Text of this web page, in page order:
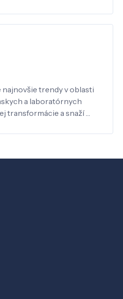
trendy v oblasti
a laboratórnych
transformácie a snaží …